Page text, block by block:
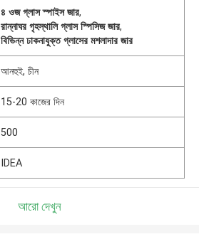
৪ ওজ গ্লাস স্পাইস জার,
রান্নাঘর গৃহস্থালি গ্লাস স্পিসিজ জার,
বিভিন্ন ঢাকনাযুক্ত গ্লাসের মশলাদার জার
আনহুই, চীন
15-20 কাজের দিন
500
IDEA
আরো দেখুন